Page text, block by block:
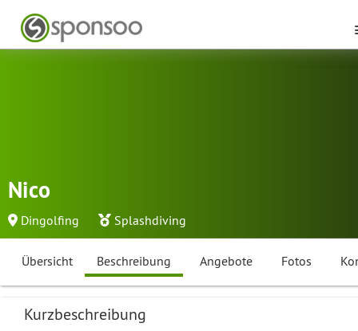
Nico
Dingolfing Splashdiving
Übersicht Beschreibung Angebote Fotos
Kurzbeschreibung